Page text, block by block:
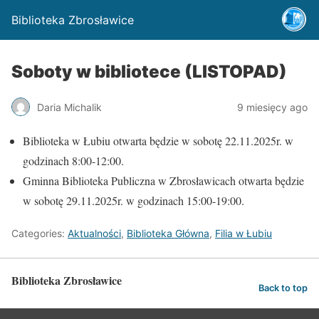
Biblioteka Zbrosławice
Soboty w bibliotece (LISTOPAD)
Daria Michalik 9 miesięcy ago
Biblioteka w Łubiu otwarta będzie w sobotę 22.11.2025r. w
godzinach 8:00-12:00.
Gminna Biblioteka Publiczna w Zbrosławicach otwarta będzie
w sobotę 29.11.2025r. w godzinach 15:00-19:00.
Categories: Aktualności, Biblioteka Główna, Filia w Łubiu
Biblioteka Zbrosławice Back to top